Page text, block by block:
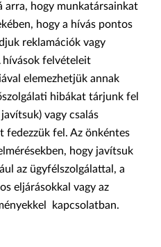
arra, hogy munkatársainkat
hogy a hívás pontos
reklamációk vagy
hívások felvételeit
elemezhetjük annak
hibákat tárjunk fel
vagy csalás
fedezzük fel. Az önkéntes
hogy javítsuk
az ügyfélszolgálattal, a
eljárásokkal vagy az
kapcsolatban.